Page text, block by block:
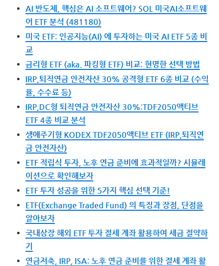
AI 반도체, 핵심은 AI 소프트웨어? SOL 미국AI소프트웨
어 ETF 분석 (481180)
미국 ETF: 인공지능(AI) 에 투자하는 미국 AI ETF 5종 비
교
금리형 ETF (aka. 파킹형 ETF) 비교: 현명한 선택 방법
IRP,퇴직연금 안전자산 30% 공격형 ETF 6종 비교 (수익
율, 수수료 등)
IRP,DC형 퇴직연금 안전자산 30%:TDF2050액티브
ETF 4종 비교 분석
생애주기형 KODEX TDF2050액티브 ETF (IRP,퇴직연
금 안전자산)
ETF 적립식 투자, 노후 연금 준비에 효과적일까? 시뮬레
이션으로 확인해보자
ETF 투자 성공을 위한 5가지 핵심 선택 기준!
ETF(Exchange Traded Fund) 의 특징과 장점, 단점을
알아보자
국내상장 해외 ETF 투자 절세 계좌 활용하여 세금 절약하
기
연금저축, IRP, ISA: 노후 연금 준비를 위한 절세 계좌 활